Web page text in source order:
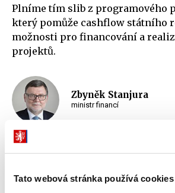
Tato webová stránka používá cookies
Plníme tím slib z programového
který pomůže cashflow státního
možnosti pro financování a
projektů.
Zbyněk Stanjura
ministr financí
prohlášení vlády, který pomůže